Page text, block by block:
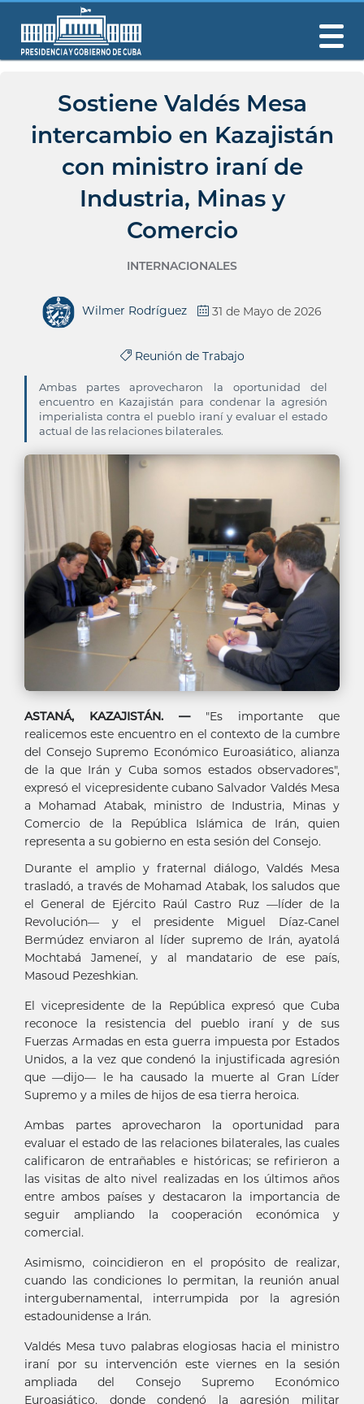
Sostiene Valdés Mesa
intercambio en Kazajistán
con ministro iraní de
Industria, Minas y
Comercio
INTERNACIONALES
Wilmer Rodríguez 31 de Mayo de 2026
Reunión de Trabajo
Ambas partes aprovecharon la oportunidad del
encuentro en Kazajistán para condenar la agresión
imperialista contra el pueblo iraní y evaluar el estado
actual de las relaciones bilaterales.
ASTANÁ, KAZAJISTÁN. — "Es importante que
realicemos este encuentro en el contexto de la cumbre
del Consejo Supremo Económico Euroasiático, alianza
de la que Irán y Cuba somos estados observadores",
expresó el vicepresidente cubano Salvador Valdés Mesa
a Mohamad Atabak, ministro de Industria, Minas y
Comercio de la República Islámica de Irán, quien
representa a su gobierno en esta sesión del Consejo.
Durante el amplio y fraternal diálogo, Valdés Mesa
trasladó, a través de Mohamad Atabak, los saludos que
el General de Ejército Raúl Castro Ruz —líder de la
Revolución— y el presidente Miguel Díaz-Canel
Bermúdez enviaron al líder supremo de Irán, ayatolá
Mochtabá Jameneí, y al mandatario de ese país,
Masoud Pezeshkian.
El vicepresidente de la República expresó que Cuba
reconoce la resistencia del pueblo iraní y de sus
Fuerzas Armadas en esta guerra impuesta por Estados
Unidos, a la vez que condenó la injustificada agresión
que —dijo— le ha causado la muerte al Gran Líder
Supremo y a miles de hijos de esa tierra heroica.
Ambas partes aprovecharon la oportunidad para
evaluar el estado de las relaciones bilaterales, las cuales
calificaron de entrañables e históricas; se refirieron a
las visitas de alto nivel realizadas en los últimos años
entre ambos países y destacaron la importancia de
seguir ampliando la cooperación económica y
comercial.
Asimismo, coincidieron en el propósito de realizar,
cuando las condiciones lo permitan, la reunión anual
intergubernamental, interrumpida por la agresión
estadounidense a Irán.
Valdés Mesa tuvo palabras elogiosas hacia el ministro
iraní por su intervención este viernes en la sesión
ampliada del Consejo Supremo Económico
Euroasiático, donde condenó la agresión militar